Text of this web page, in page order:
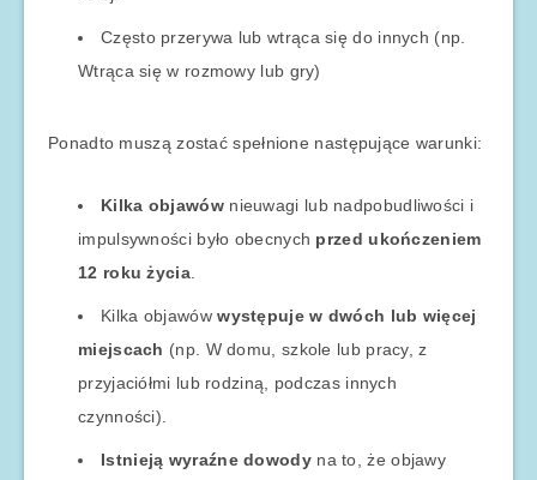
Często przerywa lub wtrąca się do innych (np.
Wtrąca się w rozmowy lub gry)
Ponadto muszą zostać spełnione następujące warunki:
Kilka objawównieuwagi lub nadpobudliwości i
impulsywności było obecnych przed ukończeniem
12 roku życia.
Kilka objawówwystępuje w dwóch lub więcej
miejscach (np. W domu, szkole lub pracy, z
przyjaciółmi lub rodziną, podczas innych
czynności).
Istnieją wyraźne dowodyna to, że objawy